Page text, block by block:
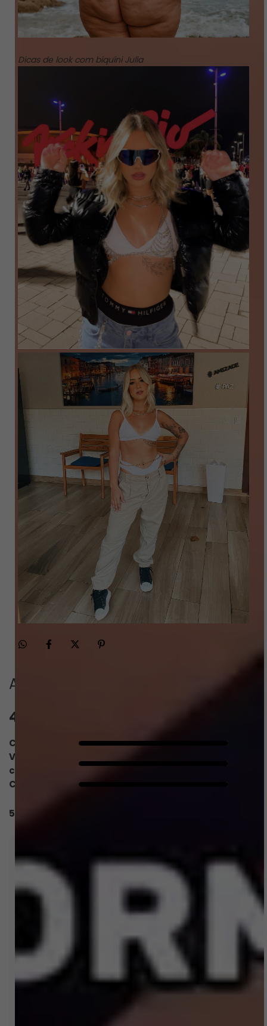
Dicas de look com biquíni Julia
Avaliações
4.9
Caimento
Valoriza o
corpo
Conforto
56 avaliações
conforto da Calcinha Julia Preto, destacando a
ótima modelagem que valoriza o corpo e o
tecido super macio que proporciona uma
experiência agradável ao usar. A satisfação geral
é elevada, com muitos consumidores
expressando desejo de recomprar e experimentar
diferentes modelos e cores, complementando
que a calcinha se ajusta bem e é estilosa. A
maioria das avaliações ressalta que o produto
atende às expectativas e traz um bom
acabamento, garantindo uma compra bem-
sucedida e prazerosa.